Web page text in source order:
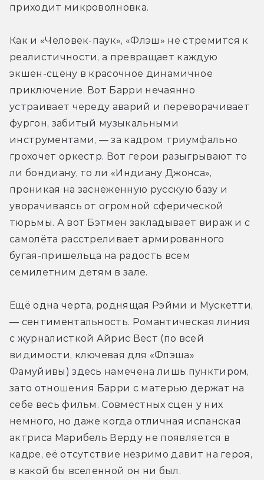
приходит микроволновка.
Как и «Человек-паук», «Флэш» не стремится к
реалистичности, а превращает каждую
экшен-сцену в красочное динамичное
приключение. Вот Барри нечаянно
устраивает череду аварий и переворачивает
фургон, забитый музыкальными
инструментами, — за кадром триумфально
грохочет оркестр. Вот герои разыгрывают то
ли бондиану, то ли «Индиану Джонса»,
проникая на заснеженную русскую базу и
уворачиваясь от огромной сферической
тюрьмы. А вот Бэтмен закладывает вираж и с
самолёта расстреливает армированного
бугая-пришельца на радость всем
семилетним детям в зале.
Ещё одна черта, роднящая Рэйми и Мускетти,
— сентиментальность. Романтическая линия
с журналисткой Айрис Вест (по всей
видимости, ключевая для «Флэша»
Фамуйивы) здесь намечена лишь пунктиром,
зато отношения Барри с матерью держат на
себе весь фильм. Совместных сцен у них
немного, но даже когда отличная испанская
актриса Марибель Верду не появляется в
кадре, её отсутствие незримо давит на героя,
в какой бы вселенной он ни был.